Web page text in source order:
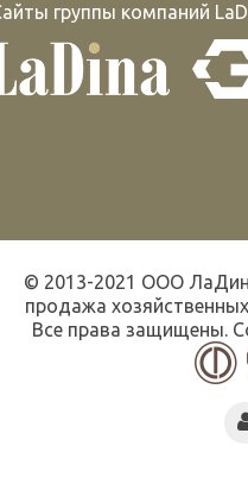
группы компаний
© 2013-2021 ООО
продажа
Все права защищены.